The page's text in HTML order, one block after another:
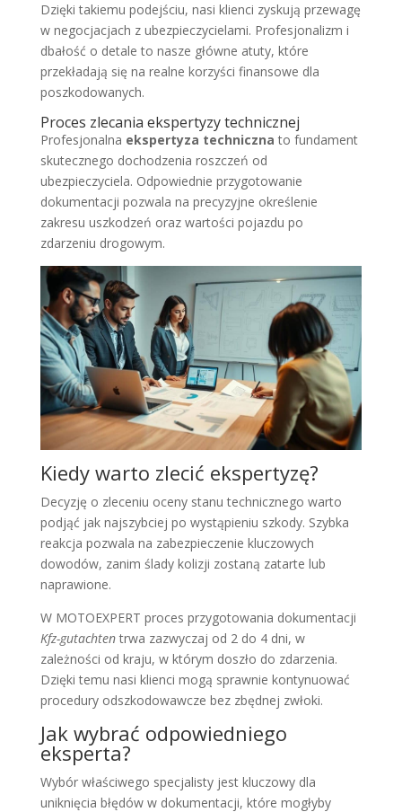
Dzięki takiemu podejściu, nasi klienci zyskują przewagę
w negocjacjach z ubezpieczycielami. Profesjonalizm i
dbałość o detale to nasze główne atuty, które
przekładają się na realne korzyści finansowe dla
poszkodowanych.
Proces zlecania ekspertyzy technicznej
Profesjonalna ekspertyza techniczna to fundament
skutecznego dochodzenia roszczeń od
ubezpieczyciela. Odpowiednie przygotowanie
dokumentacji pozwala na precyzyjne określenie
zakresu uszkodzeń oraz wartości pojazdu po
zdarzeniu drogowym.
Kiedy warto zlecić ekspertyzę?
Decyzję o zleceniu oceny stanu technicznego warto
podjąć jak najszybciej po wystąpieniu szkody. Szybka
reakcja pozwala na zabezpieczenie kluczowych
dowodów, zanim ślady kolizji zostaną zatarte lub
naprawione.
W MOTOEXPERT proces przygotowania dokumentacji
Kfz-gutachtentrwa zazwyczaj od 2 do 4 dni, w
zależności od kraju, w którym doszło do zdarzenia.
Dzięki temu nasi klienci mogą sprawnie kontynuować
procedury odszkodowawcze bez zbędnej zwłoki.
Jak wybrać odpowiedniego
eksperta?
Wybór właściwego specjalisty jest kluczowy dla
uniknięcia błędów w dokumentacji, które mogłyby